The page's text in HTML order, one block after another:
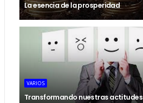
La esencia de la prosperidad
VARIOS
Transformando nuestras actitudes